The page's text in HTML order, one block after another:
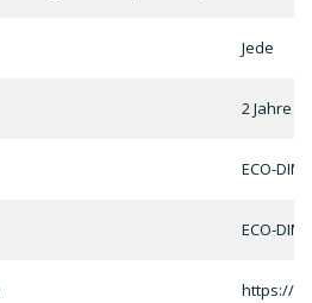
Jede
2 Jahre
ECO-
ECO-
https://